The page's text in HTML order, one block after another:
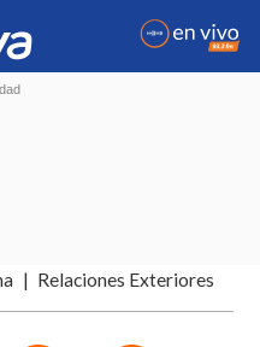
Relaciones Exteriores